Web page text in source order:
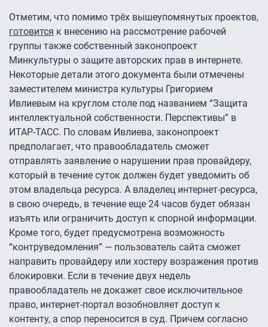
Отметим, что помимо трёх вышеупомянутых проектов,
готовится к внесению на рассмотрение рабочей
группы также собственный законопроект
Минкультуры о защите авторских прав в интернете.
Некоторые детали этого документа были отмечены
заместителем министра культуры Григорием
Ивлиевым на круглом столе под названием “Защита
интеллектуальной собственности. Перспективы” в
ИТАР-ТАСС. По словам Ивлиева, законопроект
предполагает, что правообладатель сможет
отправлять заявление о нарушении прав провайдеру,
который в течение суток должен будет уведомить об
этом владельца ресурса. А владелец интернет-ресурса,
в свою очередь, в течение еще 24 часов будет обязан
изъять или ограничить доступ к спорной информации.
Кроме того, будет предусмотрена возможность
“контруведомления” — пользователь сайта сможет
направить провайдеру или хостеру возражения против
блокировки. Если в течение двух недель
правообладатель не докажет свое исключительное
право, интернет-портал возобновляет доступ к
контенту, а спор переносится в суд. Причем согласно